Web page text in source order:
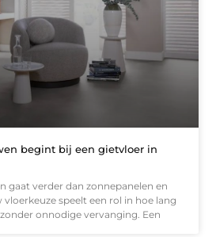
begint bij een gietvloer in
gaat verder dan zonnepanelen en
vloerkeuze speelt een rol in hoe lang
onnodige vervanging. Een